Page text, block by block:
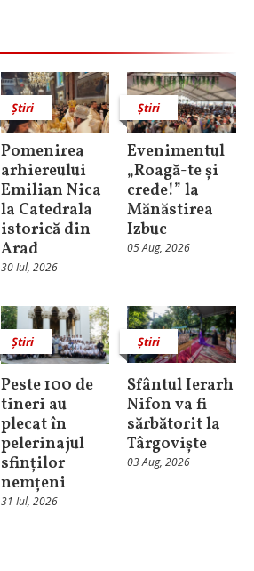
Știri
Pomenirea
arhiereului
Emilian Nica
la Catedrala
istorică din
Arad
30 Iul, 2026
Știri
Evenimentul
„Roagă-te și
crede!” la
Mănăstirea
Izbuc
05 Aug, 2026
Știri
Peste 100 de
tineri au
plecat în
pelerinajul
sfinților
nemțeni
31 Iul, 2026
Știri
Sfântul Ierarh
Nifon va fi
sărbătorit la
Târgoviște
03 Aug, 2026